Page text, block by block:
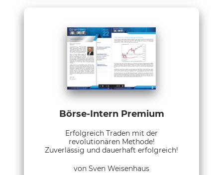
Börse-Intern Premium
Erfolgreich Traden mit der
revolutionären Methode!
Zuverlässig und dauerhaft erfolgreich!
von Sven Weisenhaus